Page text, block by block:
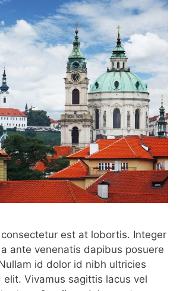
est at lobortis. Integer
ante venenatis dapibus posuere
id dolor id nibh ultricies
elit. Vivamus sagittis lacus vel